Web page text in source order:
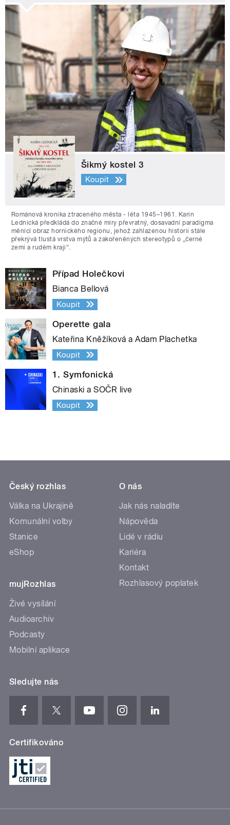
Šikmý kostel 3
Koupit
Románová kronika ztraceného města - léta 1945–1961. Karin
Lednická předkládá do značné míry převratný, dosavadní paradigma
měnící obraz hornického regionu, jehož zahlazenou historii stále
překrývá tlustá vrstva mýtů a zakořeněných stereotypů o „černé
zemi a rudém kraji“.
Případ Holečkovi
Bianca Bellová
Koupit
Operette gala
Kateřina Kněžíková a Adam Plachetka
Koupit
1. Symfonická
Chinaski a SOČR live
Koupit
Český rozhlas
Válka na Ukrajině
Komunální volby
Stanice
eShop
mujRozhlas
Živé vysílání
Audioarchiv
Podcasty
Mobilní aplikace
O nás
Jak nás naladíte
Nápověda
Lidé v rádiu
Kariéra
Kontakt
Rozhlasový poplatek
Sledujte nás
Certifikováno